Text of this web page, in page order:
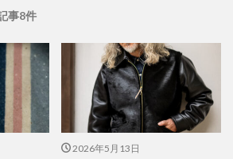
事8件
2026年5月13日